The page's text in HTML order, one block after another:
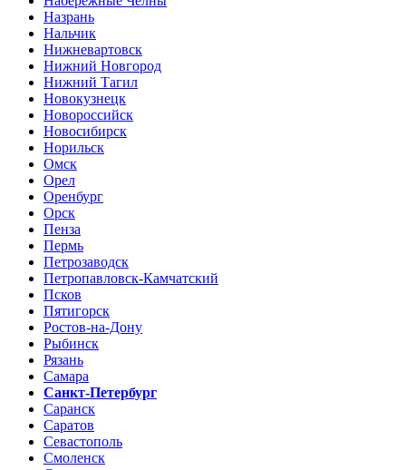
Назрань
Нальчик
Нижневартовск
Нижний Новгород
Нижний Тагил
Новокузнецк
Новороссийск
Новосибирск
Норильск
Омск
Орел
Оренбург
Орск
Пенза
Пермь
Петрозаводск
Петропавловск-Камчатский
Псков
Пятигорск
Ростов-на-Дону
Рыбинск
Рязань
Самара
Санкт-Петербург
Саранск
Саратов
Севастополь
Смоленск